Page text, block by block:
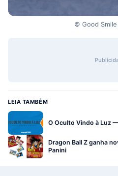
© Good Smile
LEIA TAMBÉM
O Oculto Vindo à Luz
Dragon Ball Z ganha
Panini